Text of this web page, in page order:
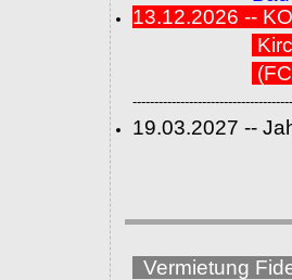
13.12.2026 --
19.03.2027 --
Vermietung